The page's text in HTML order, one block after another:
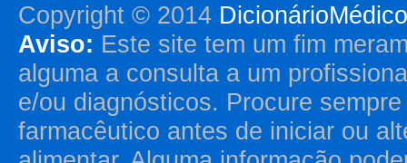
Copyright © 2014
Aviso: Este site tem um fim
alguma a consulta a um
e/ou diagnósticos. Procure
farmacêutico antes de iniciar ou